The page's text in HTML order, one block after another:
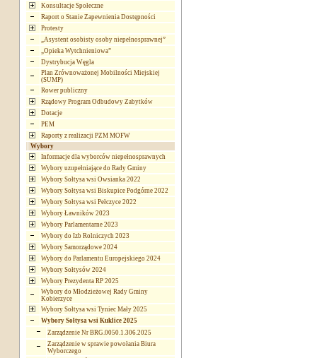
Konsultacje Społeczne
Raport o Stanie Zapewnienia Dostępności
Protesty
„Asystent osobisty osoby niepełnosprawnej”
„Opieka Wytchnieniowa”
Dystrybucja Węgla
Plan Zrównoważonej Mobilności Miejskiej
(SUMP)
Rower publiczny
Rządowy Program Odbudowy Zabytków
Dotacje
PEM
Raporty z realizacji PZM MOFW
Wybory
Informacje dla wyborców niepełnosprawnych
Wybory uzupełniające do Rady Gminy
Wybory Sołtysa wsi Owsianka 2022
Wybory Sołtysa wsi Biskupice Podgórne 2022
Wybory Sołtysa wsi Pełczyce 2022
Wybory Ławników 2023
Wybory Parlamentarne 2023
Wybory do Izb Rolniczych 2023
Wybory Samorządowe 2024
Wybory do Parlamentu Europejskiego 2024
Wybory Sołtysów 2024
Wybory Prezydenta RP 2025
Wybory do Młodzieżowej Rady Gminy
Kobierzyce
Wybory Sołtysa wsi Tyniec Mały 2025
Wybory Sołtysa wsi Kuklice 2025
Zarządzenie Nr BRG.0050.1.306.2025
Zarządzenie w sprawie powołania Biura
Wyborczego